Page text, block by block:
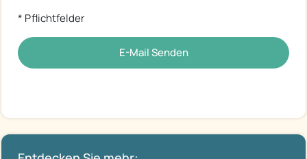
* Pflichtfelder
E-Mail Senden